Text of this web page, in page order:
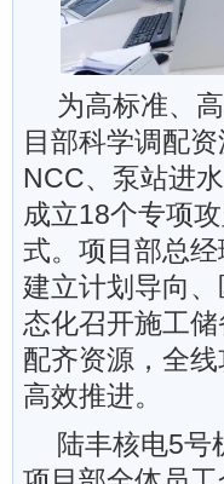
为高标准、
目部科学调配
NCC、泵站进
成立18个专项
式。项目部总
建立计划导向
态化召开施工
配齐资源，全
高效推进。
陆丰核电5号